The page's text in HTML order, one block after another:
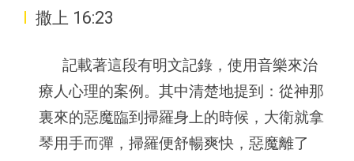
I撒上 16:23
記載著這段有明文記錄，使用音樂來治
療人心理的案例。其中清楚地提到：從神那
裏來的惡魔臨到掃羅身上的時候，大衛就拿
琴用手而彈，掃羅便舒暢爽快，惡魔離了